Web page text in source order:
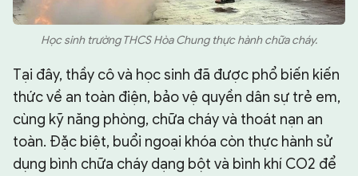
Học sinh trường THCS Hòa Chung thực hành chữa cháy.
Tại đây, thầy cô và học sinh đã được phổ biến kiến
thức về an toàn điện, bảo vệ quyền dân sự trẻ em,
cùng kỹ năng phòng, chữa cháy và thoát nạn an
toàn. Đặc biệt, buổi ngoại khóa còn thực hành sử
dụng bình chữa cháy dạng bột và bình khí CO2 để